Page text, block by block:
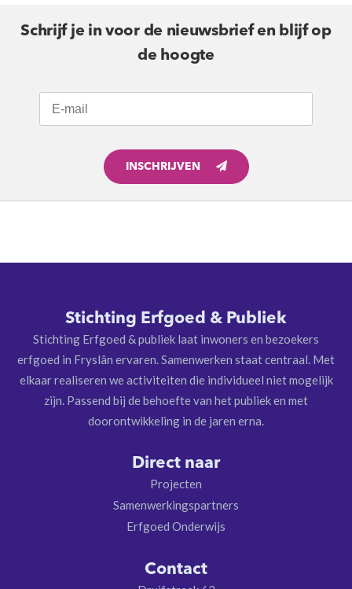
Schrijf je in voor de nieuwsbrief en blijf op
de hoogte
INSCHRIJVEN
Stichting Erfgoed & Publiek
Stichting Erfgoed & publiek laat inwoners en bezoekers
erfgoed in Fryslân ervaren. Samenwerken staat centraal. Met
elkaar realiseren we activiteiten die individueel niet mogelijk
zijn. Passend bij de behoefte van het publiek en met
doorontwikkeling in de jaren erna.
Direct naar
Projecten
Samenwerkingspartners
Erfgoed Onderwijs
Contact